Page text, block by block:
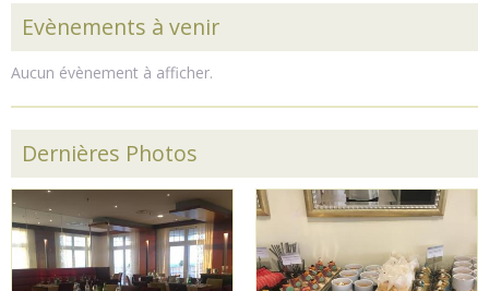
Evènements à venir
Aucun évènement à afficher.
Dernières Photos